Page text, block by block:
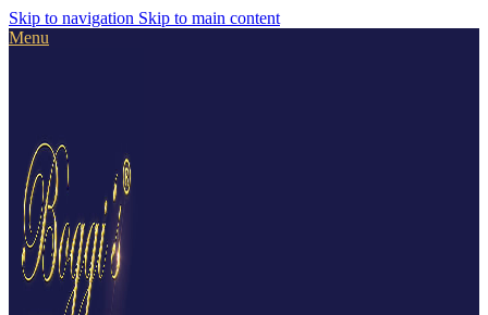
Skip to navigation Skip to main content
Menu